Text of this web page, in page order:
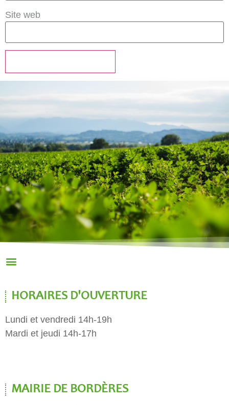
Site web
HORAIRES D'OUVERTURE
Lundi et vendredi 14h-19h
Mardi et jeudi 14h-17h
MAIRIE DE BORDÈRES